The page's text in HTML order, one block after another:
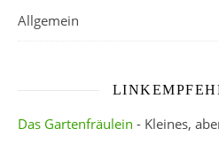
Allgemein
Das Gartenfräulein - Kleines,